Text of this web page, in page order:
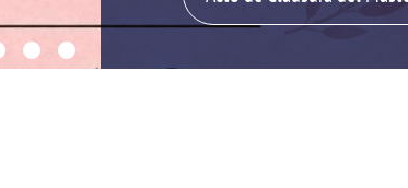
Promotion of Research Unit
Noticias destacadas